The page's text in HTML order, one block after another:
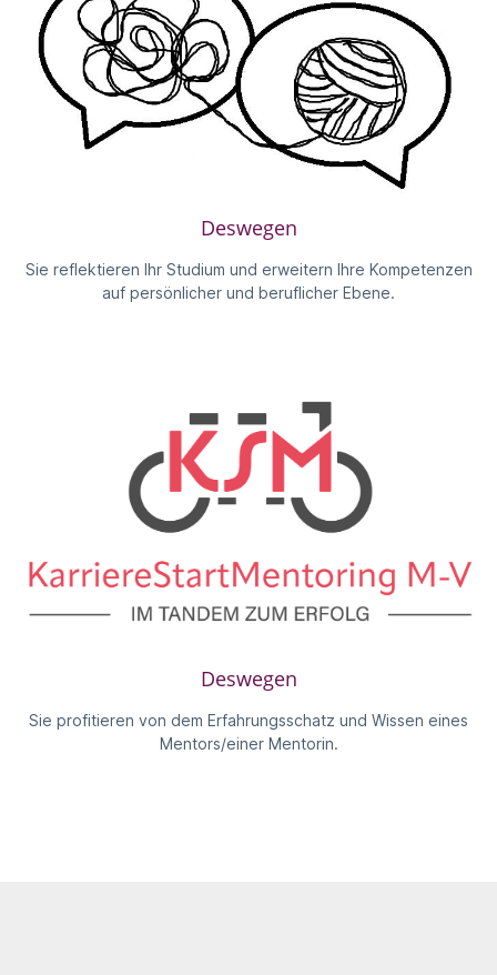
Deswegen
Sie reflektieren Ihr Studium und erweitern Ihre Kompetenzen
auf persönlicher und beruflicher Ebene.
Deswegen
Sie profitieren von dem Erfahrungsschatz und Wissen eines
Mentors/einer Mentorin.